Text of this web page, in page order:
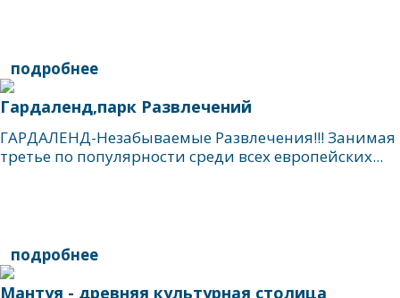
подробнее
Гардаленд,парк Развлечений
ГАРДАЛЕНД-Незабываемые Развлечения!!! Занимая
третье по популярности среди всех европейских...
подробнее
Мантуя - древняя культурная столица